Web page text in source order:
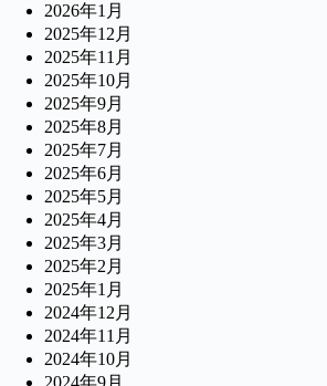
2026年1月
2025年12月
2025年11月
2025年10月
2025年9月
2025年8月
2025年7月
2025年6月
2025年5月
2025年4月
2025年3月
2025年2月
2025年1月
2024年12月
2024年11月
2024年10月